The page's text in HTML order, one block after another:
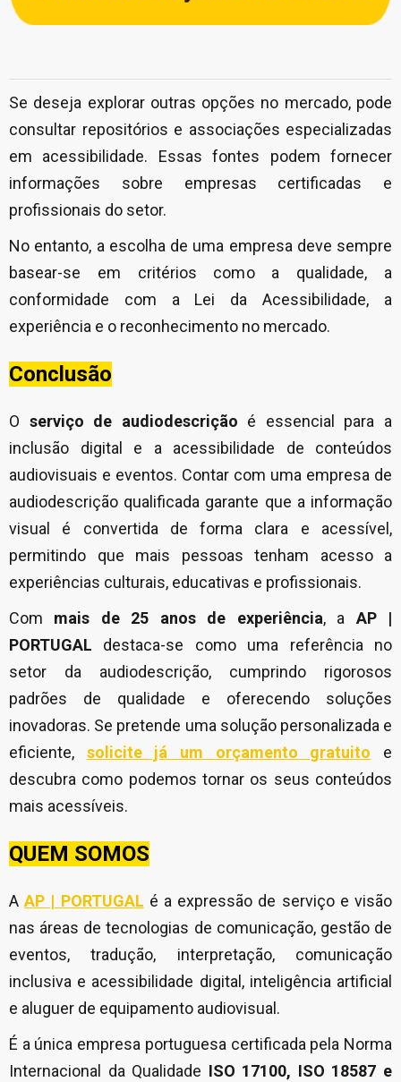
Se deseja explorar outras opções no mercado, pode
consultar repositórios e associações especializadas
em acessibilidade. Essas fontes podem fornecer
informações sobre empresas certificadas e
profissionais do setor.
No entanto, a escolha de uma empresa deve sempre
basear-se em critérios como a qualidade, a
conformidade com a Lei da Acessibilidade, a
experiência e o reconhecimento no mercado.
Conclusão
O serviço de audiodescrição é essencial para a
inclusão digital e a acessibilidade de conteúdos
audiovisuais e eventos. Contar com uma empresa de
audiodescrição qualificada garante que a informação
visual é convertida de forma clara e acessível,
permitindo que mais pessoas tenham acesso a
experiências culturais, educativas e profissionais.
Com mais de 25 anos de experiência, a AP |
PORTUGAL destaca-se como uma referência no
setor da audiodescrição, cumprindo rigorosos
padrões de qualidade e oferecendo soluções
inovadoras. Se pretende uma solução personalizada e
eficiente, solicite já um orçamento gratuito e
descubra como podemos tornar os seus conteúdos
mais acessíveis.
QUEM SOMOS
A AP | PORTUGAL é a expressão de serviço e visão
nas áreas de tecnologias de comunicação, gestão de
eventos, tradução, interpretação, comunicação
inclusiva e acessibilidade digital, inteligência artificial
e aluguer de equipamento audiovisual.
É a única empresa portuguesa certificada pela Norma
Internacional da Qualidade ISO 17100, ISO 18587 e